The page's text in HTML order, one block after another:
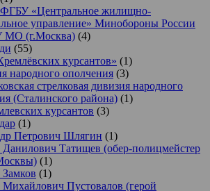
«Центральное жилищно-
управление» Минобороны России
МО (г.Москва) (4)
(55)
курсантов» (1)
народного ополчения (3)
стрелковая дивизия народного
(Сталинского района) (1)
курсантов (3)
(1)
Петрович Шлягин (1)
Данилович Татищев (обер-полицмейстер
(1)
(1)
Михайлович Пустовалов (герой